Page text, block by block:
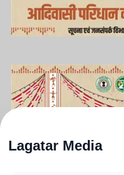
Lagatar Media